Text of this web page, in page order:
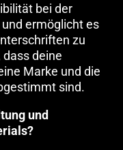
bei der
ermöglicht es
zu
deine
Marke und die
sind.
und